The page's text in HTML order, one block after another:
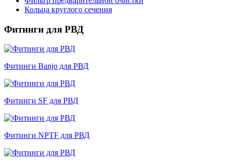
Кольца круглого сечения
Фитинги для РВД
Фитинги Banjo для РВД
Фитинги SF для РВД
Фитинги NPTF для РВД